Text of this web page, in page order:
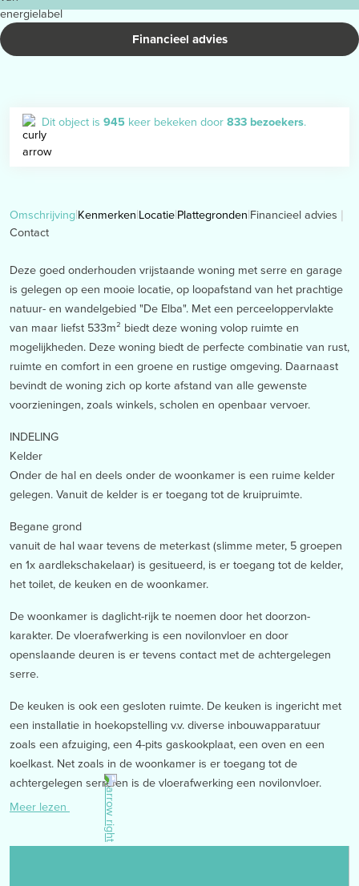
Financieel advies
Dit object is 945 keer bekeken door833 bezoekers.
OmschrijvingKenmerken LocatiePlattegronden Financieel advies
Contact
Deze goed onderhouden vrijstaande woning met serre en garage
is gelegen op een mooie locatie, op loopafstand van het prachtige
natuur- en wandelgebied "De Elba". Met een perceeloppervlakte
van maar liefst 533m² biedt deze woning volop ruimte en
mogelijkheden. Deze woning biedt de perfecte combinatie van rust,
ruimte en comfort in een groene en rustige omgeving. Daarnaast
bevindt de woning zich op korte afstand van alle gewenste
voorzieningen, zoals winkels, scholen en openbaar vervoer.
INDELING
Kelder
Onder de hal en deels onder de woonkamer is een ruime kelder
gelegen. Vanuit de kelder is er toegang tot de kruipruimte.
Begane grond
vanuit de hal waar tevens de meterkast (slimme meter, 5 groepen
en 1x aardlekschakelaar) is gesitueerd, is er toegang tot de kelder,
het toilet, de keuken en de woonkamer.
De woonkamer is daglicht-rijk te noemen door het doorzon-
karakter. De vloerafwerking is een novilonvloer en door
openslaande deuren is er tevens contact met de achtergelegen
serre.
De keuken is ook een gesloten ruimte. De keuken is ingericht met
een installatie in hoekopstelling v.v. diverse inbouwapparatuur
zoals een afzuiging, een 4-pits gaskookplaat, een oven en een
koelkast. Net zoals in de woonkamer is er toegang tot de
achtergelegen serre en is de vloerafwerking een novilonvloer.
Over de gehele breedte van de woning is er aan de achterzijde
van de woning een serre aangebouwd. Zowel de oprit als de tuin
Meer lezen